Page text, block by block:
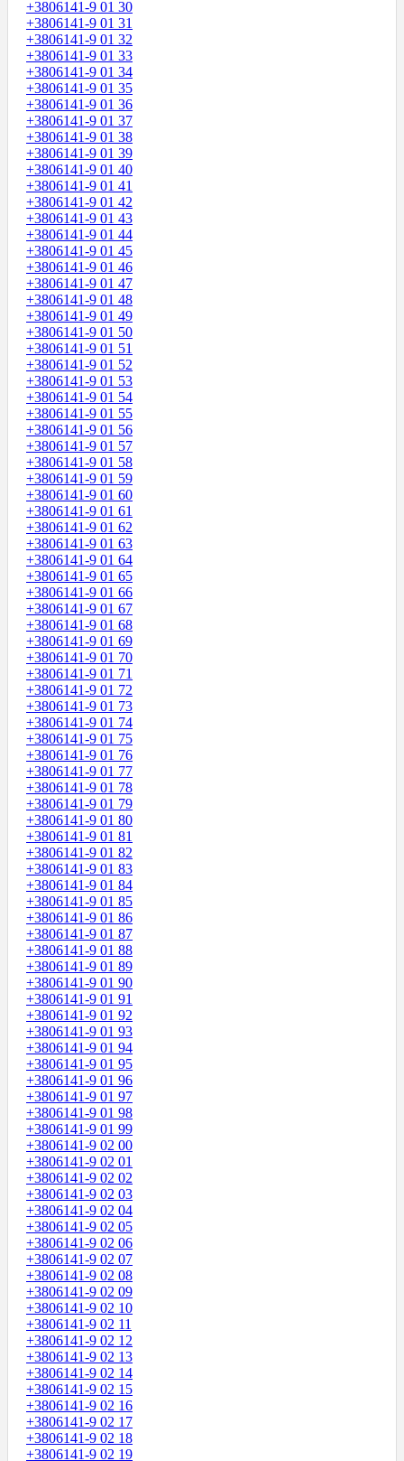
+3806141-9 01 30
+3806141-9 01 31
+3806141-9 01 32
+3806141-9 01 33
+3806141-9 01 34
+3806141-9 01 35
+3806141-9 01 36
+3806141-9 01 37
+3806141-9 01 38
+3806141-9 01 39
+3806141-9 01 40
+3806141-9 01 41
+3806141-9 01 42
+3806141-9 01 43
+3806141-9 01 44
+3806141-9 01 45
+3806141-9 01 46
+3806141-9 01 47
+3806141-9 01 48
+3806141-9 01 49
+3806141-9 01 50
+3806141-9 01 51
+3806141-9 01 52
+3806141-9 01 53
+3806141-9 01 54
+3806141-9 01 55
+3806141-9 01 56
+3806141-9 01 57
+3806141-9 01 58
+3806141-9 01 59
+3806141-9 01 60
+3806141-9 01 61
+3806141-9 01 62
+3806141-9 01 63
+3806141-9 01 64
+3806141-9 01 65
+3806141-9 01 66
+3806141-9 01 67
+3806141-9 01 68
+3806141-9 01 69
+3806141-9 01 70
+3806141-9 01 71
+3806141-9 01 72
+3806141-9 01 73
+3806141-9 01 74
+3806141-9 01 75
+3806141-9 01 76
+3806141-9 01 77
+3806141-9 01 78
+3806141-9 01 79
+3806141-9 01 80
+3806141-9 01 81
+3806141-9 01 82
+3806141-9 01 83
+3806141-9 01 84
+3806141-9 01 85
+3806141-9 01 86
+3806141-9 01 87
+3806141-9 01 88
+3806141-9 01 89
+3806141-9 01 90
+3806141-9 01 91
+3806141-9 01 92
+3806141-9 01 93
+3806141-9 01 94
+3806141-9 01 95
+3806141-9 01 96
+3806141-9 01 97
+3806141-9 01 98
+3806141-9 01 99
+3806141-9 02 00
+3806141-9 02 01
+3806141-9 02 02
+3806141-9 02 03
+3806141-9 02 04
+3806141-9 02 05
+3806141-9 02 06
+3806141-9 02 07
+3806141-9 02 08
+3806141-9 02 09
+3806141-9 02 10
+3806141-9 02 11
+3806141-9 02 12
+3806141-9 02 13
+3806141-9 02 14
+3806141-9 02 15
+3806141-9 02 16
+3806141-9 02 17
+3806141-9 02 18
+3806141-9 02 19